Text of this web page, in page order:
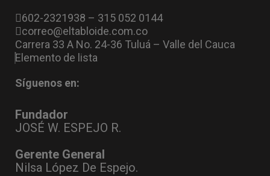
602-2321938 – 315 052 0144
correo@eltabloide.com.co
Carrera 33 A No. 24-36 Tuluá – Valle del Cauca
Elemento de lista
Síguenos en:
Fundador
JOSÉ W. ESPEJO R.
Gerente General
Nilsa López De Espejo.